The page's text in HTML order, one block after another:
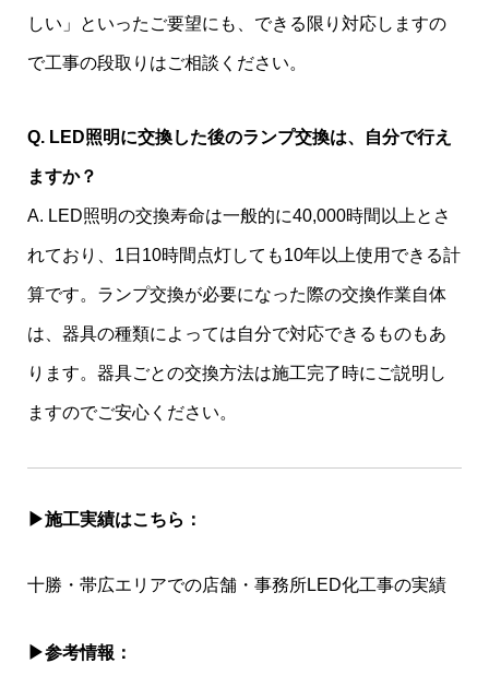
しい」といったご要望にも、できる限り対応しますの
で工事の段取りはご相談ください。
Q. LED照明に交換した後のランプ交換は、自分で行え
ますか？
A. LED照明の交換寿命は一般的に40,000時間以上とさ
れており、1日10時間点灯しても10年以上使用できる計
算です。ランプ交換が必要になった際の交換作業自体
は、器具の種類によっては自分で対応できるものもあ
ります。器具ごとの交換方法は施工完了時にご説明し
ますのでご安心ください。
▶︎施工実績はこちら：
十勝・帯広エリアでの店舗・事務所LED化工事の実績
▶︎参考情報：